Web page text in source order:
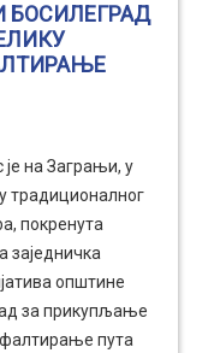
БОСИЛЕГРАД
је на Заграњи, у
традиционалног
покренута
заједничка
општине
за прикупљање
пута